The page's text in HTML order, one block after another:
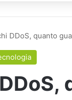
DDoS, quanto